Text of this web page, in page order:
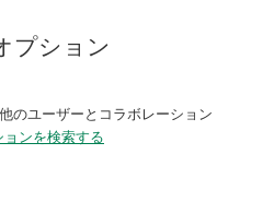
プション
のユーザーとコラボレーション
ンを検索する